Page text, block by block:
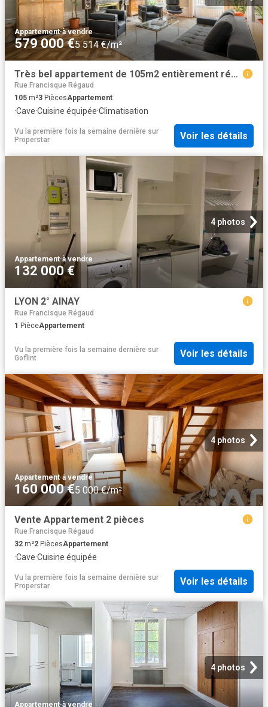
Appartement·à vendre
579 000 €5 514 €/m²
Très bel appartement de 105m2 entièrement rénové au pied de la place Bellecour
Rue Francisque Régaud
105 m²3 PiècesAppartement
·Cave·Cuisine équipée·Climatisation
Vu la première fois la semaine dernière sur
Properstar
Voir les détails
4 photos
Appartement·à vendre
132 000 €
LYON 2° AINAY
Rue Francisque Régaud
1 PièceAppartement
Vu la première fois la semaine dernière sur
Goflint
Voir les détails
4 photos
Appartement·à vendre
160 000 €5 000 €/m²
Vente Appartement 2 pièces
Rue Francisque Régaud
32 m²2 PiècesAppartement
·Cave·Cuisine équipée
Vu la première fois la semaine dernière sur
Properstar
Voir les détails
4 photos
Appartement·à vendre